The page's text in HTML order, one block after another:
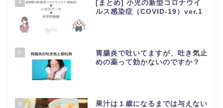
4
[まとめ] 小児の新型コロナウイ
ルス感染症（COVID-19）ver.1
5
胃腸炎で吐いてますが、吐き気止
めの薬って効かないのですか？
6
果汁は１歳になるまでは与えない